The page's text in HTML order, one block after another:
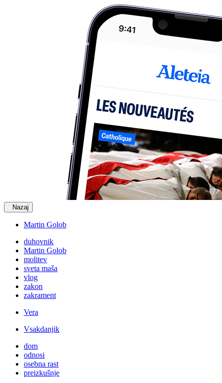
Nazaj
Martin Golob
duhovnik
Martin Golob
molitev
sveta maša
vlog
zakon
zakrament
Vera
Vsakdanjik
dom
odnosi
osebna rast
preizkušnje